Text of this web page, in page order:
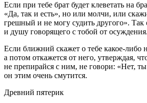
Если при тебе брат будет клеветать на
«Да, так и есть», но или молчи, или
грешный и не могу судить другого». Так
и душу говорящего с тобой от осуждения.
Если ближний скажет о тебе какое-либо
а потом откажется от него, утверждая,
не препирайся с ним, не говори: «Нет,
он этим очень смутится.
Древний пятерик